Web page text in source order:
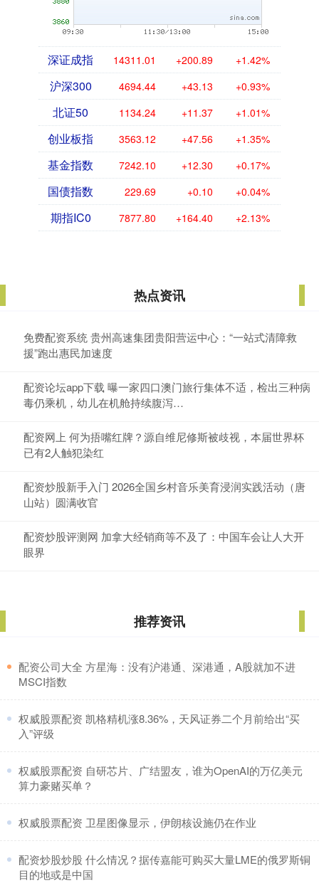
深证成指 14311.01 +200.89 +1.42%
沪深300 4694.44 +43.13 +0.93%
北证50 1134.24 +11.37 +1.01%
创业板指 3563.12 +47.56 +1.35%
基金指数 7242.10 +12.30 +0.17%
国债指数 229.69 +0.10 +0.04%
期指IC0 7877.80 +164.40 +2.13%
热点资讯
免费配资系统 贵州高速集团贵阳营运中心：“一站式清障救
援”跑出惠民加速度
配资论坛app下载 曝一家四口澳门旅行集体不适，检出三种病
毒仍乘机，幼儿在机舱持续腹泻…
配资网上 何为捂嘴红牌？源自维尼修斯被歧视，本届世界杯
已有2人触犯染红
配资炒股新手入门 2026全国乡村音乐美育浸润实践活动（唐
山站）圆满收官
配资炒股评测网 加拿大经销商等不及了：中国车会让人大开
眼界
推荐资讯
​配资公司大全 方星海：没有沪港通、深港通，A股就加不进
MSCI指数
​权威股票配资 凯格精机涨8.36%，天风证券二个月前给出“买
入”评级
​权威股票配资 自研芯片、广结盟友，谁为OpenAI的万亿美元
算力豪赌买单？
​权威股票配资 卫星图像显示，伊朗核设施仍在作业
​配资炒股炒股 什么情况？据传嘉能可购买大量LME的俄罗斯铜
目的地或是中国